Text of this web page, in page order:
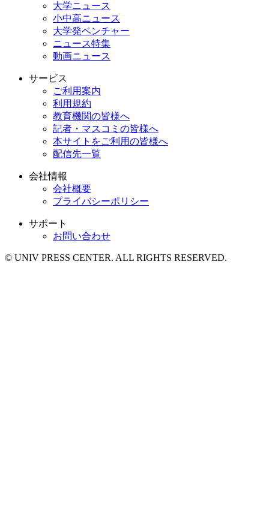
大学ニュース
小中高ニュース
大学発ベンチャー
ニュース特集
動画ニュース
サービス
ご利用案内
利用規約
教育機関の皆様へ
記者・マスコミの皆様へ
本サイトをご利用の皆様へ
配信先一覧
会社情報
会社概要
プライバシーポリシー
サポート
お問い合わせ
© UNIV PRESS CENTER. ALL RIGHTS RESERVED.